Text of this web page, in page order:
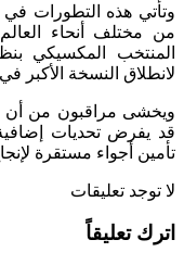
وتأتي هذه التطورات في
من مختلف أنحاء العالم
المنتخب المكسيكي
لانطلاق النسخة الأكبر
ويخشى مراقبون من أن
قد يفرض تحديات
تأمين أجواء مستقرة
لا توجد تعليقات
اترك تعليقاً